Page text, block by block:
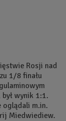
Rosji nad
1/8 finału
wynik 1:1.
oglądali m.in.
Miedwiediew.